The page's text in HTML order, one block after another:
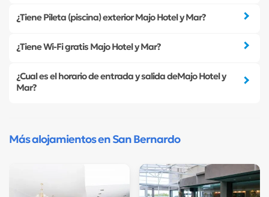
¿Tiene Pileta (piscina) exterior Majo Hotel y Mar?
¿Tiene Wi-Fi gratis Majo Hotel y Mar?
¿Cual es el horario de entrada y salida deMajo Hotel y
Mar?
Más alojamientos en San Bernardo